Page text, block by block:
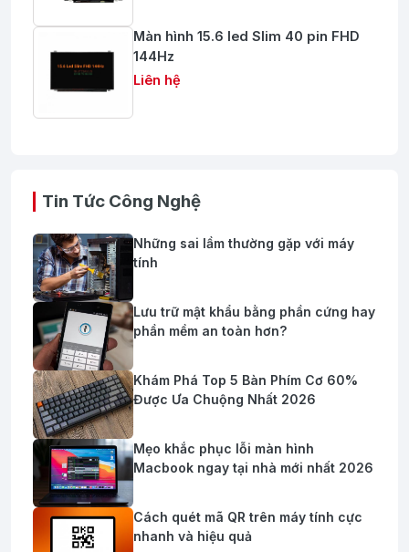
Màn hình 15.6 led Slim 40 pin FHD
144Hz
Liên hệ
Tin Tức Công Nghệ
Những sai lầm thường gặp với máy
tính
Lưu trữ mật khẩu bằng phần cứng hay
phần mềm an toàn hơn?
Khám Phá Top 5 Bàn Phím Cơ 60%
Được Ưa Chuộng Nhất 2026
Mẹo khắc phục lỗi màn hình
Macbook ngay tại nhà mới nhất 2026
Cách quét mã QR trên máy tính cực
nhanh và hiệu quả